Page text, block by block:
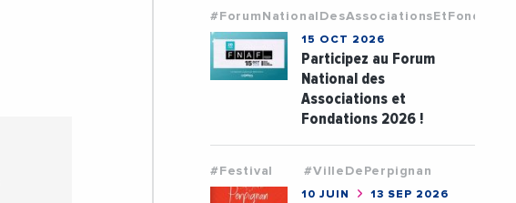
15 OCT 2026
Participez au Forum
National des
Associations et
Fondations 2026 !
#Festival #VilleDePerpignan
10 JUIN 13 SEP 2026